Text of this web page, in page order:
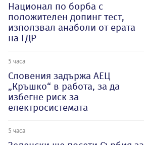
Национал по борба с
положителен допинг тест,
използвал анаболи от ерата
на ГДР
5 часа
Словения задържа АЕЦ
„Кръшко“ в работа, за да
избегне риск за
електросистемата
5 часа